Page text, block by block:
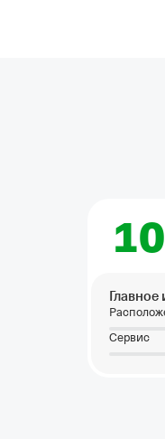
10
Главное
Сервис